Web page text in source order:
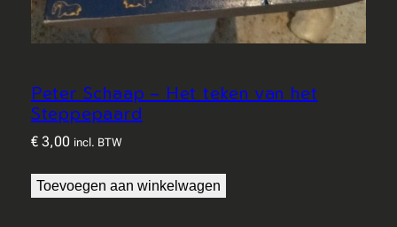
Peter Schaap – Het teken van het
Steppepaard
€3,00 incl. BTW
Toevoegen aan winkelwagen